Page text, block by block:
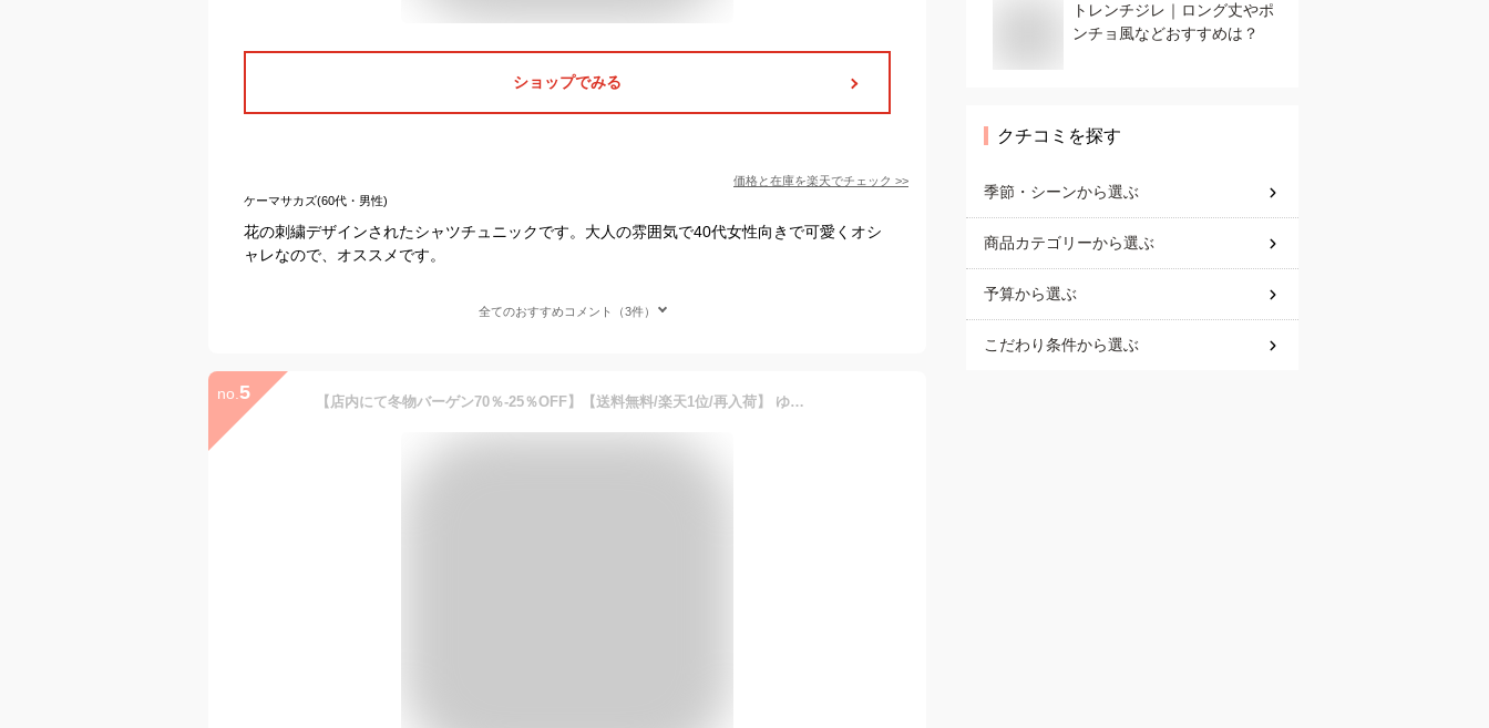
ショップでみる
価格と在庫を楽天でチェック >>
ケーマサカズ(60代・男性)
花の刺繍デザインされたシャツチュニックです。大人の雰囲気で40代女性向きで可愛くオシ
ャレなので、オススメです。
全てのおすすめコメント（3件）
no. 5 【店内にて冬物バーゲン70％-25％OFF】【送料無料/楽天1位/再入荷】 ゆったり綺麗な大人のロングチュニック レディースファッション チュニック 異素材切替 メt 9063
トレンチジレ｜ロング丈やポ
ンチョ風などおすすめは？
クチコミを探す
季節・シーンから選ぶ
商品カテゴリーから選ぶ
予算から選ぶ
こだわり条件から選ぶ